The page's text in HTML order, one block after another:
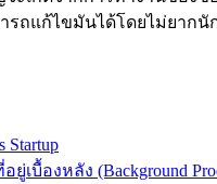
รถแก้ไขมันได้โดยไม่ยากนั
เบื้องหลัง (Background